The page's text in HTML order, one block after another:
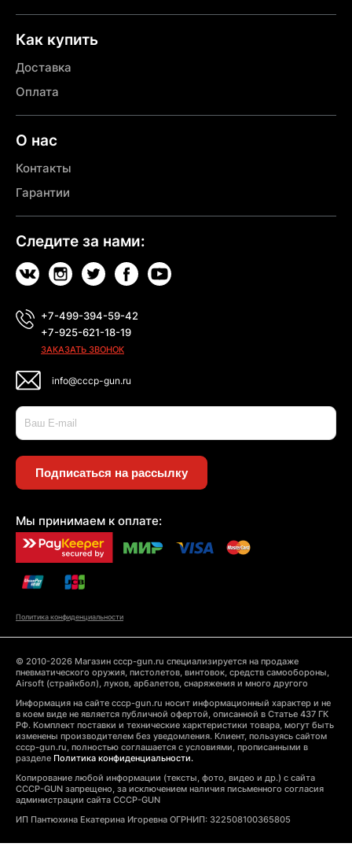
Как купить
Доставка
Оплата
О нас
Контакты
Гарантии
Следите за нами:
+7-499-394-59-42
+7-925-621-18-19
ЗАКАЗАТЬ ЗВОНОК
info@cccp-gun.ru
Подписаться на рассылку
Мы принимаем к оплате:
Политика конфиденциальности
© 2010-2026 Магазин cccp-gun.ru специализируется на продаже
пневматического оружия, пистолетов, винтовок, средств самообороны,
Airsoft (страйкбол), луков, арбалетов, снаряжения и много другого
Информация на сайте cccp-gun.ru носит информационный характер и не
в коем виде не является публичной офертой, описанной в Статье 437 ГК
РФ. Комплект поставки и технические харктеристики товара, могут быть
изменены производителем без уведомления. Клиент, пользуясь сайтом
cccp-gun.ru, полностью соглашается с условиями, прописанными в
разделе Политика конфиденциальности.
Копирование любой информации (тексты, фото, видео и др.) с сайта
CCCP-GUN запрещено, за исключением наличия письменного согласия
администрации сайта CCCP-GUN
ИП Пантюхина Екатерина Игоревна ОГРНИП: 322508100365805